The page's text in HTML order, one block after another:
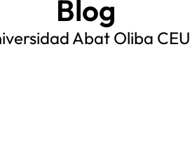
Blog
Abat Oliba CEU